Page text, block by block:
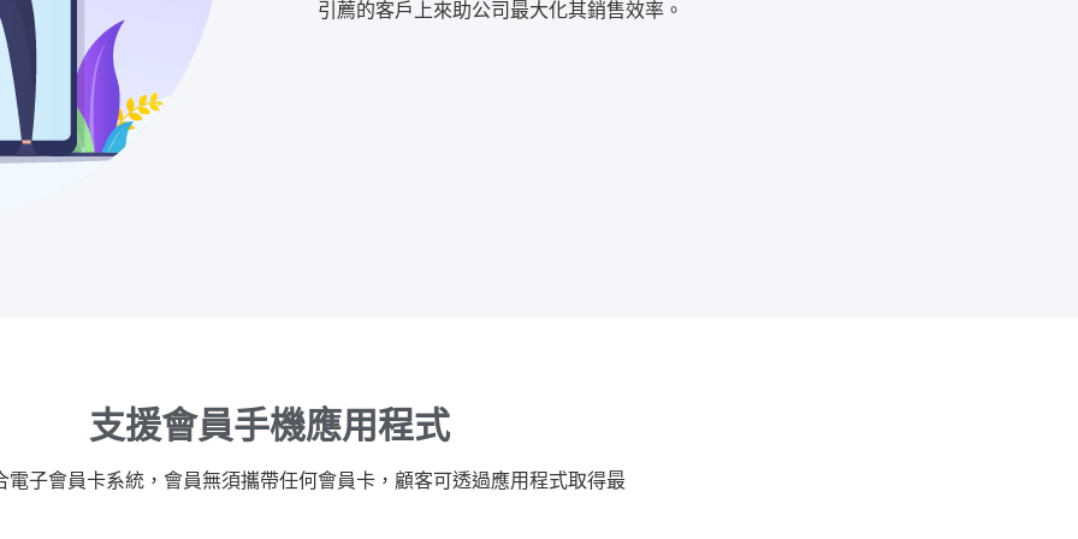
引薦的客戶上來助公司最大化其銷售效率。
支援會員手機應用程式
電子會員卡系統，會員無須攜帶任何會員卡，顧客可透過應用程式取得最